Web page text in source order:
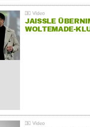
JAISSLE
WOLTEMADE-